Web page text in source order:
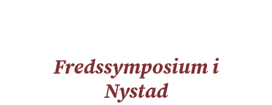
Fredssymposium i
Nystad